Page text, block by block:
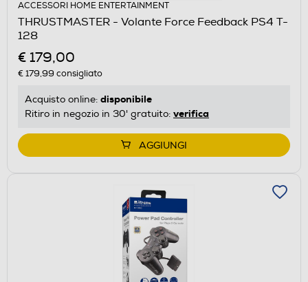
ACCESSORI HOME ENTERTAINMENT
THRUSTMASTER - Volante Force Feedback PS4 T-
128
€ 179,00
€ 179,99 consigliato
Acquisto online: disponibile
Ritiro in negozio in 30' gratuito: verifica
AGGIUNGI